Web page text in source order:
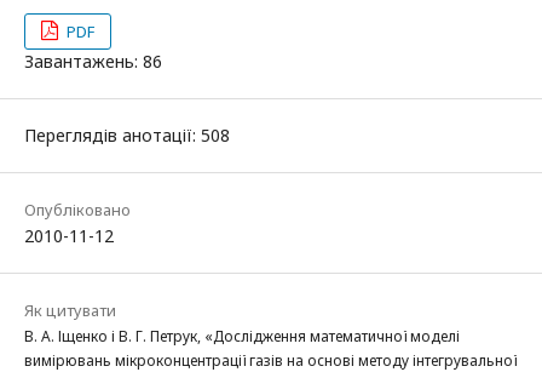
PDF
Завантажень: 86
Переглядів анотації: 508
Опубліковано
2010-11-12
Як цитувати
В. А. Іщенко і В. Г. Петрук, «Дослідження математичної моделі
вимірювань мікроконцентрації газів на основі методу інтегрувальної